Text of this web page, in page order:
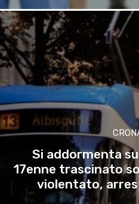
Si addormenta
17enne trascinato
violentato,